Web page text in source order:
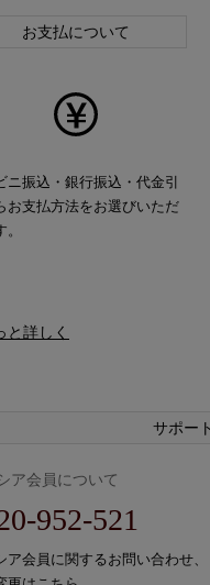
お支払について
ニ振込・銀行振込・代金引
お支払方法をお選びいただ
と詳しく
サポー
ア会員について
952-521
ア会員に関するお問い合わせ、